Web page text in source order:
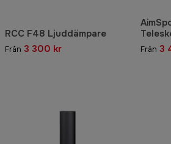
RCC F48 Ljuddämpare
Från 3 300 kr Från 3